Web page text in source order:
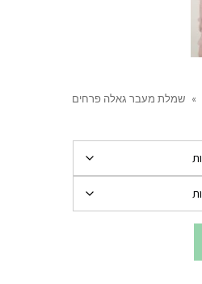
» שמלת מעבר גאלה פרחים